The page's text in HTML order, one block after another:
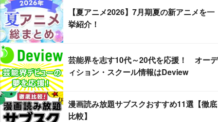
【夏アニメ2026】7月期夏の新アニメを一
挙紹介！
芸能界を志す10代～20代を応援！ オーデ
ィション・スクール情報はDeview
漫画読み放題サブスクおすすめ11選【徹底
比較】